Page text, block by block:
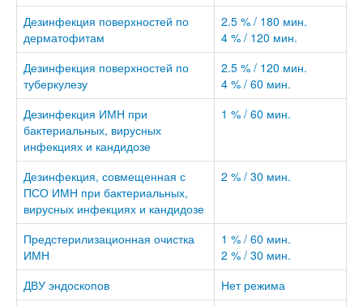
Дезинфекция поверхностей по
дерматофитам
2.5 % / 180 мин.
4 % / 120 мин.
Дезинфекция поверхностей по
туберкулезу
2.5 % / 120 мин.
4 % / 60 мин.
Дезинфекция ИМН при
бактериальных, вирусных
инфекциях и кандидозе
1 % / 60 мин.
Дезинфекция, совмещенная с
ПСО ИМН при бактериальных,
вирусных инфекциях и кандидозе
2 % / 30 мин.
Предстерилизационная очистка
ИМН
1 % / 60 мин.
2 % / 30 мин.
ДВУ эндоскопов
Нет режима